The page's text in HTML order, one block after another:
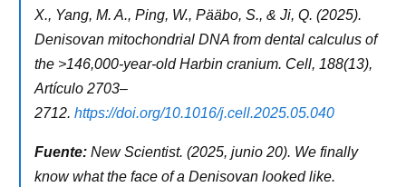
X., Yang, M. A., Ping, W., Pääbo, S., & Ji, Q. (2025).
Denisovan mitochondrial DNA from dental calculus of
the >146,000-year-old Harbin cranium. Cell, 188(13),
Artículo 2703–
2712. https://doi.org/10.1016/j.cell.2025.05.040
Fuente: New Scientist. (2025, junio 20). We finally
know what the face of a Denisovan looked like.